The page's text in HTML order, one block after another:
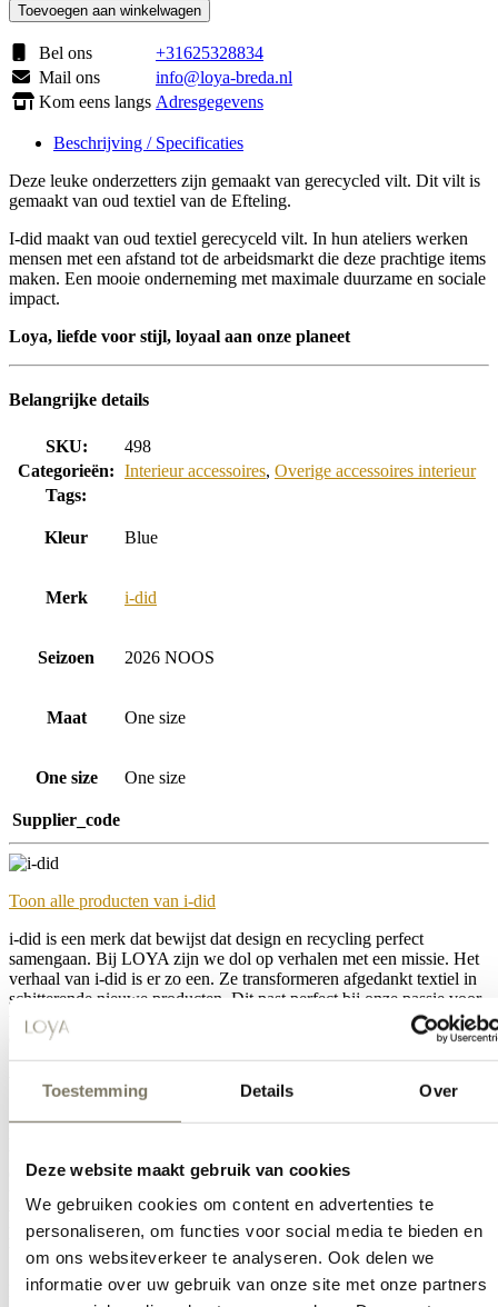
Toestemming Details Over
Deze website maakt gebruik van cookies
We gebruiken cookies om content en advertenties te
personaliseren, om functies voor social media te bieden en
om ons websiteverkeer te analyseren. Ook delen we
informatie over uw gebruik van onze site met onze partners
Toevoegen aan winkelwagen
Bel ons
+31625328834
Mail ons
info@loya-breda.nl
Kom eens langs Adresgegevens
Beschrijving / Specificaties
Deze leuke onderzetters zijn gemaakt van gerecycled vilt. Dit vilt is
gemaakt van oud textiel van de Efteling.
I-did maakt van oud textiel gerecyceld vilt. In hun ateliers werken
mensen met een afstand tot de arbeidsmarkt die deze prachtige items
maken. Een mooie onderneming met maximale duurzame en sociale
impact.
Loya, liefde voor stijl, loyaal aan onze planeet
Belangrijke details
SKU:
498
Categorieën: Interieur accessoires, Overige accessoires interieur
Tags:
Kleur Blue
Merk i-did
Seizoen 2026 NOOS
Maat One size
One size One size
Supplier_code
Toon alle producten van i-did
i-did is een merk dat bewijst dat design en recycling perfect
samengaan. Bij LOYA zijn we dol op verhalen met een missie. Het
verhaal van i-did is er zo een. Ze transformeren afgedankt textiel in
schitterende nieuwe producten. Dit past perfect bij onze passie voor
verantwoorde mode. Ontdek een merk dat niet alleen mooi is, maar
ook echt een verschil maakt in de wereld.
Wat is i-did precies?
of afgedankte stoffen. Deze materialen worden verwerkt tot een
voorbeeld van de circulaire economie. i-did laat zien dat afval niet
het einde is. Het is juist het begin van iets nieuws en moois. Ontdek
bijvoorbeeld de i-did laptophoezen, tassen of onderzetters van vilt.
Het merk is meer dan alleen een producent van verantwoorde